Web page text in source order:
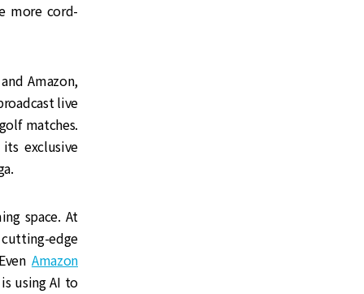
more cord-
Amazon,
live
matches.
exclusive
space. At
edge
Amazon
using AI to